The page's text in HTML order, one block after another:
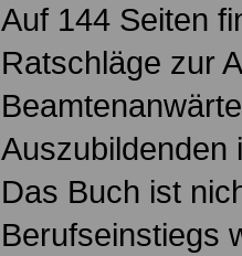
Auf 144 Seiten
Ratschläge zur
Auszubildenden
Das Buch ist
Berufseinstiegs